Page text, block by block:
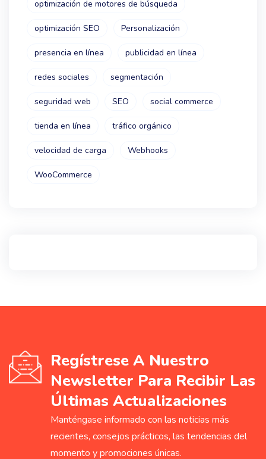
optimización de motores de búsqueda
optimización SEO Personalización
presencia en línea publicidad en línea
redes sociales segmentación
seguridad web SEO social commerce
tienda en línea tráfico orgánico
velocidad de carga Webhooks
WooCommerce
Regístrese A Nuestro
Newsletter Para Recibir Las
Últimas Actualizaciones
Manténgase informado con las noticias más
recientes, consejos prácticos, las tendencias del
momento y promociones únicas.